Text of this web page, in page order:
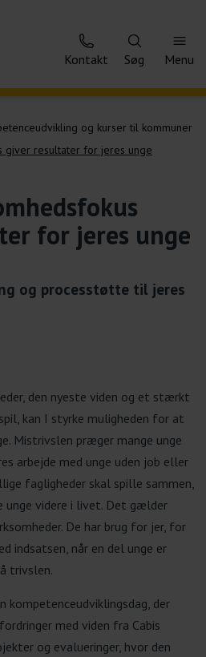
Kontakt Søg Menu
og kurser til kommuner
giver resultater for jeres unge
for jeres unge
og processtøtte til jeres
den nyeste viden og et stærkt
kan I styrke muligheden for at
Mistrivslen præger mange unge
arbejde med unge uden job eller
fagligheder skal spille sammen,
videre i livet. Det gælder
De har brug for jer, for
indsatsen, når en del unge er
trivslen.
kompetenceudviklingsdag, der
med viden fra Cabis
og evalueringer, hvor den